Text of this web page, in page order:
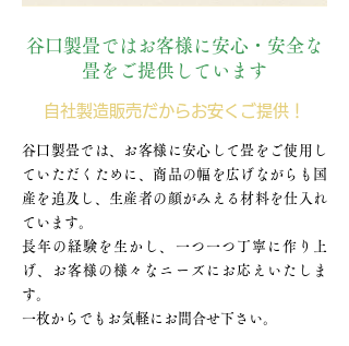
谷口製畳ではお客様に安心・安全な
畳をご提供しています
自社製造販売だからお安くご提供！
谷口製畳では、お客様に安心して畳をご使用し
ていただくために、商品の幅を広げながらも国
産を追及し、生産者の顔がみえる材料を仕入れ
ています。
長年の経験を生かし、一つ一つ丁寧に作り上
げ、お客様の様々なニーズにお応えいたしま
す。
一枚からでもお気軽にお問合せ下さい。